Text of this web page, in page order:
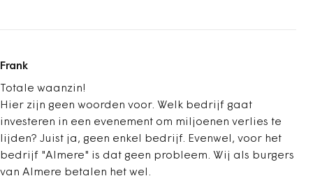
Frank
Totale waanzin!
Hier zijn geen woorden voor. Welk bedrijf gaat
investeren in een evenement om miljoenen verlies te
lijden? Juist ja, geen enkel bedrijf. Evenwel, voor het
bedrijf "Almere" is dat geen probleem. Wij als burgers
van Almere betalen het wel.